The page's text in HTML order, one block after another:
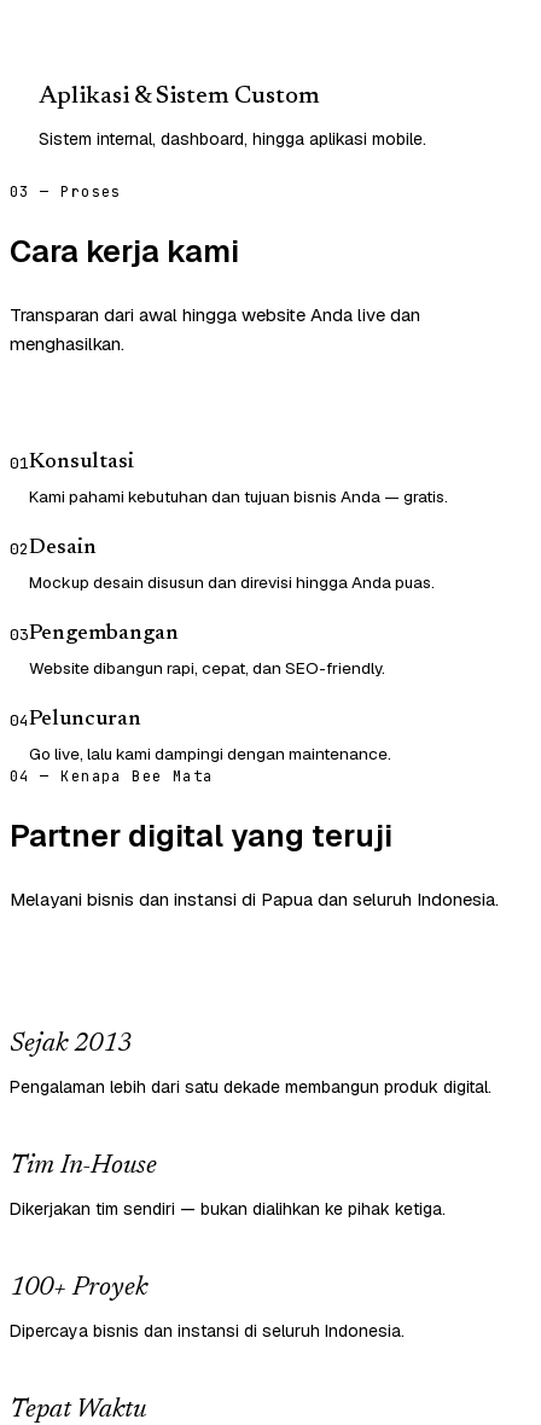
Aplikasi & Sistem Custom
Sistem internal, dashboard, hingga aplikasi mobile.
03 — Proses
Cara kerja kami
Transparan dari awal hingga website Anda live dan
menghasilkan.
01Konsultasi
Kami pahami kebutuhan dan tujuan bisnis Anda — gratis.
02Desain
Mockup desain disusun dan direvisi hingga Anda puas.
03Pengembangan
Website dibangun rapi, cepat, dan SEO-friendly.
04Peluncuran
Go live, lalu kami dampingi dengan maintenance.
04 — Kenapa Bee Mata
Partner digital yang teruji
Melayani bisnis dan instansi di Papua dan seluruh Indonesia.
Sejak 2013
Pengalaman lebih dari satu dekade membangun produk digital.
Tim In-House
Dikerjakan tim sendiri — bukan dialihkan ke pihak ketiga.
100+ Proyek
Dipercaya bisnis dan instansi di seluruh Indonesia.
Tepat Waktu